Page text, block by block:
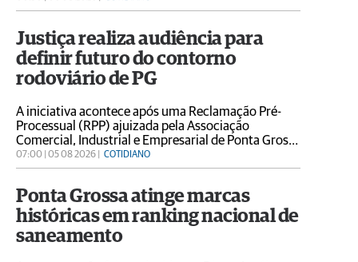
Justiça realiza audiência para
definir futuro do contorno
rodoviário de PG
A iniciativa acontece após uma Reclamação Pré-
Processual (RPP) ajuizada pela Associação
Comercial, Industrial e Empresarial de Ponta Grossa
(Acipg) em conjunto com entidades
representativas da sociedade civil
07:00 | 05 08 2026 | COTIDIANO
Ponta Grossa atinge marcas
históricas em ranking nacional de
saneamento